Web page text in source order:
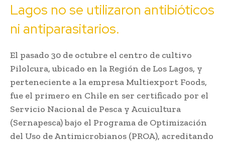
Lagos no se utilizaron antibióticos
ni antiparasitarios.
El pasado 30 de octubre el centro de cultivo
Pilolcura, ubicado en la Región de Los Lagos, y
perteneciente a la empresa Multiexport Foods,
fue el primero en Chile en ser certificado por el
Servicio Nacional de Pesca y Acuicultura
(Sernapesca) bajo el Programa de Optimización
del Uso de Antimicrobianos (PROA), acreditando